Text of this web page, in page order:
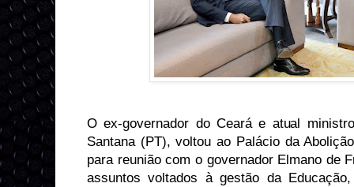
O ex-governador do Ceará e atual
Santana (PT), voltou ao Palácio da
para reunião com o governador Elmano de
assuntos voltados à gestão da